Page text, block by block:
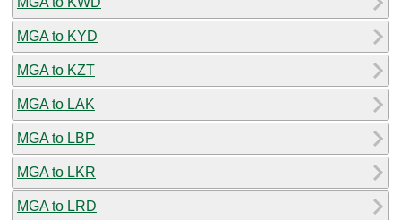
MGA to KYD
MGA to KZT
MGA to LAK
MGA to LBP
MGA to LKR
MGA to LRD